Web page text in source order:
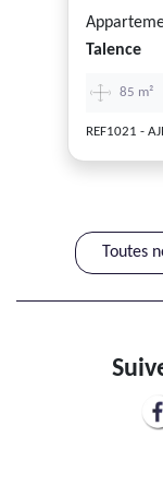
Talence
85 m²
REF1021 -
Toutes